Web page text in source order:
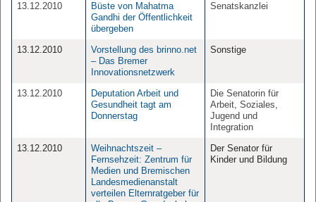
13.12.2010
Büste von Mahatma
Gandhi der Öffentlichkeit
übergeben
Senatskanzlei
13.12.2010
Vorstellung des brinno.net
– Das Bremer
Innovationsnetzwerk
Sonstige
13.12.2010
Deputation Arbeit und
Gesundheit tagt am
Donnerstag
Die Senatorin für
Arbeit, Soziales,
Jugend und
Integration
13.12.2010
Weihnachtszeit –
Fernsehzeit: Zentrum für
Medien und Bremischen
Landesmedienanstalt
verteilen Elternratgeber für
Der Senator für
Kinder und Bildung